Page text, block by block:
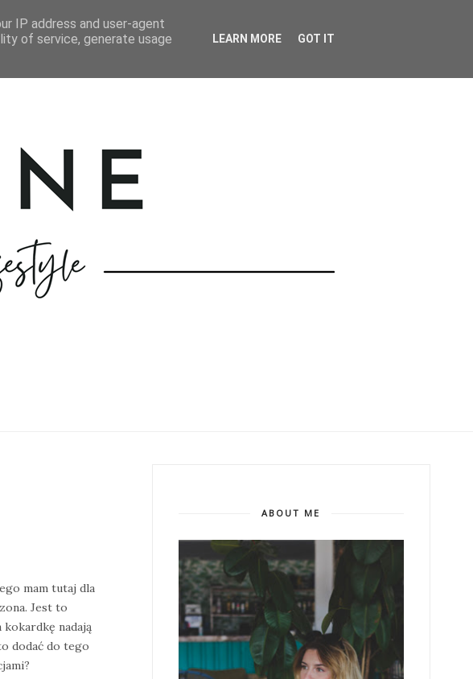
PODRÓŻE BARWNE TRAVEL
mam tutaj dla
Jest to
nadają
dodać do tego
ABOUT ME
IP address and user-agent
of service, generate usage
LEARN MORE GOT IT